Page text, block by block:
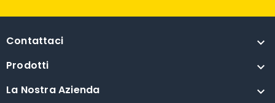
Contattaci 
Prodotti 
La Nostra Azienda 